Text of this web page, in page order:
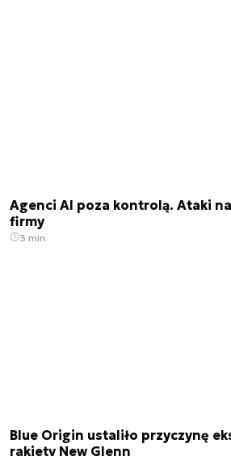
Agenci AI poza kontrolą. Ataki
firmy
3 min.
Blue Origin ustaliło przyczynę
rakiety New Glenn